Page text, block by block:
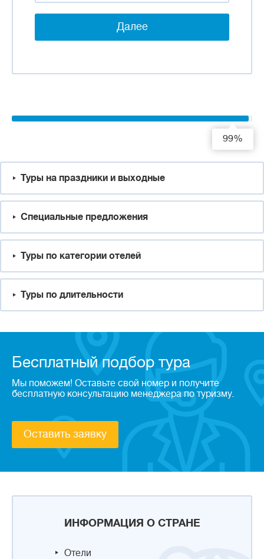
ИНФОРМАЦИЯ О СТРАНЕ
Отели
Далее
99%
Туры на праздники и выходные
Специальные предложения
Туры по категории отелей
Туры по длительности
Бесплатный подбор тура
Мы поможем! Оставьте свой номер и получите
бесплатную консультацию менеджера по туризму.
Оставить заявку